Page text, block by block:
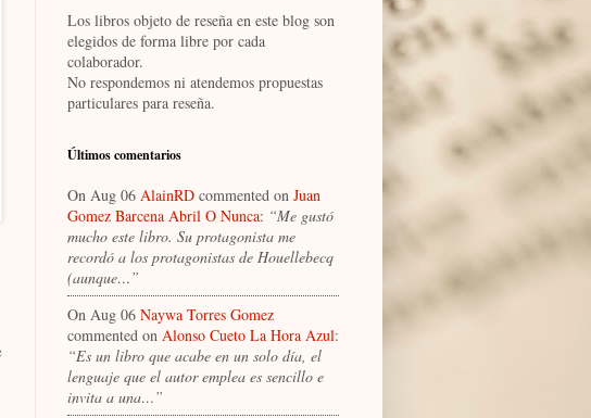
Los libros objeto de reseña en este blog son
elegidos de forma libre por cada
colaborador.
No respondemos ni atendemos propuestas
particulares para reseña.
Últimos comentarios
On Aug 06 AlainRD commented on Juan
Gomez Barcena Abril O Nunca: “Me gustó
mucho este libro. Su protagonista me
recordó a los protagonistas de Houellebecq
(aunque…”
On Aug 06 Naywa Torres Gomez
commented on Alonso Cueto La Hora Azul:
“Es un libro que acabe en un solo día, el
lenguaje que el autor emplea es sencillo e
invita a una…”